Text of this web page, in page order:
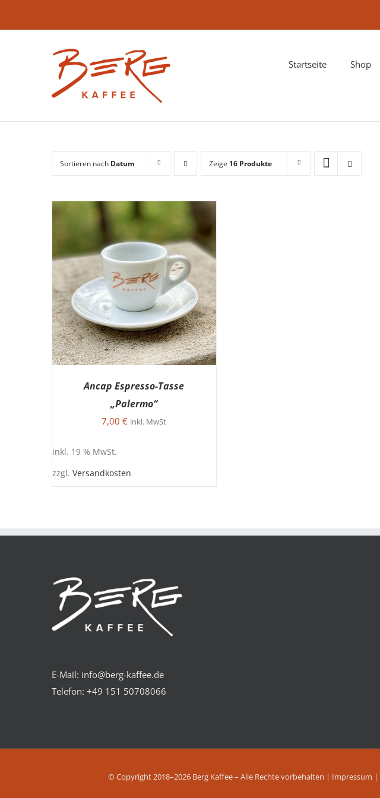
Startseite Shop
Sortieren nach Datum Zeige 16 Produkte
IN DEN WARENKORB
Ancap Espresso-Tasse
„Palermo“
7,00€ inkl. MwSt
inkl. 19 % MwSt.
zzgl. Versandkosten
E-Mail: info@berg-kaffee.de
Telefon: +49 151 50708066
© Copyright 2018–2026 Berg Kaffee – Alle Rechte vorbehalten | Impressum |